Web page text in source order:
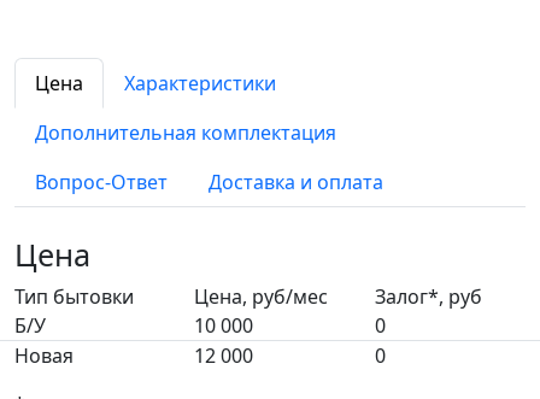
Цена
Характеристики
Дополнительная комплектация
Вопрос-Ответ
Доставка и оплата
Цена
Тип бытовки Цена, руб/мес
Залог*, руб
Б/У
10 000
0
Новая
12 000
0